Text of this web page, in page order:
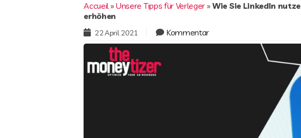
Accueil »Unsere Tipps für Verleger »Wie Sie LinkedIn
erhöhen
22 April 2021 Kommentar